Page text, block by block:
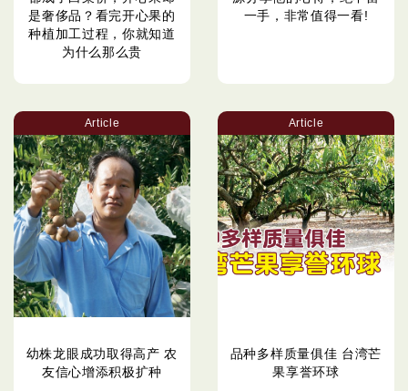
是奢侈品？看完开心果的
种植加工过程，你就知道
为什么那么贵
一手，非常值得一看!
Article
幼株龙眼成功取得高产 农
友信心增添积极扩种
Article
品种多样质量俱佳 台湾芒
果享誉环球